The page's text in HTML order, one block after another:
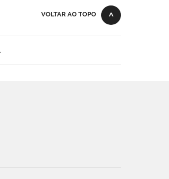
VOLTAR AO TOPO
.